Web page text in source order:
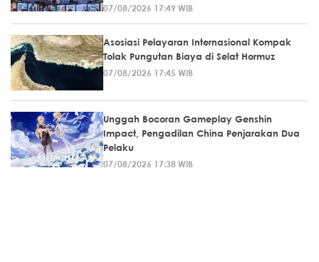
07/08/2026 17:49 WIB
Asosiasi Pelayaran Internasional Kompak
Tolak Pungutan Biaya di Selat Hormuz
07/08/2026 17:45 WIB
Unggah Bocoran Gameplay Genshin
Impact, Pengadilan China Penjarakan Dua
Pelaku
07/08/2026 17:38 WIB